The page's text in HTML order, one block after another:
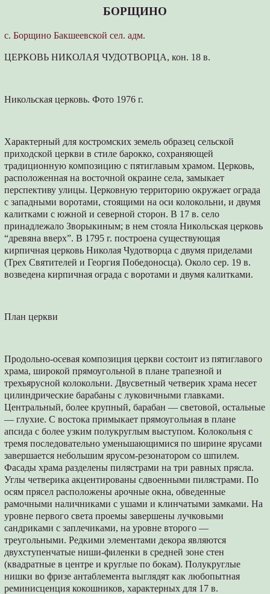
БОРЩИНО
с. Борщино Бакшеевской сел. адм.
ЦЕРКОВЬ НИКОЛАЯ ЧУДОТВОРЦА, кон. 18 в.
Никольская церковь. Фото 1976 г.
Характерный для костромских земель образец сельской
приходской церкви в стиле барокко, сохраняющей
традиционную композицию с пятиглавым храмом. Церковь,
расположенная на восточной окраине села, замыкает
перспективу улицы. Церковную территорию окружает ограда
с западными воротами, стоящими на оси колокольни, и двумя
калитками с южной и северной сторон. В 17 в. село
принадлежало Зворыкиным; в нем стояла Никольская церковь
“древяна вверх”. В 1795 г. построена существующая
кирпичная церковь Николая Чудотворца с двумя приделами
(Трех Святителей и Георгия Победоносца). Около сер. 19 в.
возведена кирпичная ограда с воротами и двумя калитками.
План церкви
Продольно-осевая композиция церкви состоит из пятиглавого
храма, широкой прямоугольной в плане трапезной и
трехъярусной колокольни. Двусветный четверик храма несет
цилиндрические барабаны с луковичными главками.
Центральный, более крупный, барабан — световой, остальные
— глухие. С востока примыкает прямоугольная в плане
апсида с более узким полукруглым выступом. Колокольня с
тремя последовательно уменьшающимися по ширине ярусами
завершается небольшим ярусом-резонатором со шпилем.
Фасады храма разделены пилястрами на три равных прясла.
Углы четверика акцентированы сдвоенными пилястрами. По
осям прясел расположены арочные окна, обведенные
рамочными наличниками с ушами и клинчатыми замками. На
уровне первого света проемы завершены лучковыми
сандриками с заплечиками, на уровне второго —
треугольными. Редкими элементами декора являются
двухступенчатые ниши-филенки в средней зоне стен
(квадратные в центре и круглые по бокам). Полукруглые
нишки во фризе антаблемента выглядят как любопытная
реминисценция кокошников, характерных для 17 в.